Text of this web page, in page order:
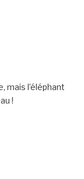
mais l’éléphant
!